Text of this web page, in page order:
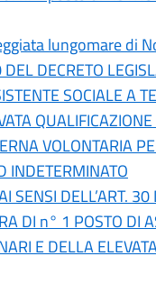
lungomare di
DECRETO
SOCIALE A
VOLONTARIA
INDETERMINATO
SENSI DELL’ART. 30
DI n° 1 POSTO DI
E DELLA